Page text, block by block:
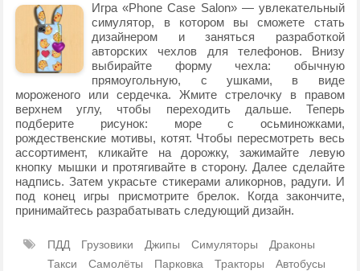
Игра «Phone Case Salon» — увлекательный
симулятор, в котором вы сможете стать
дизайнером и заняться разработкой
авторских чехлов для телефонов. Внизу
выбирайте форму чехла: обычную
прямоугольную, с ушками, в виде
мороженого или сердечка. Жмите стрелочку в правом
верхнем углу, чтобы переходить дальше. Теперь
подберите рисунок: море с осьминожками,
рождественские мотивы, котят. Чтобы пересмотреть весь
ассортимент, кликайте на дорожку, зажимайте левую
кнопку мышки и протягивайте в сторону. Далее сделайте
надпись. Затем украсьте стикерами аликорнов, радуги. И
под конец игры присмотрите брелок. Когда закончите,
принимайтесь разрабатывать следующий дизайн.
ПДД Грузовики Джипы Симуляторы
Драконы
Такси
Самолёты Парковка Тракторы
Автобусы